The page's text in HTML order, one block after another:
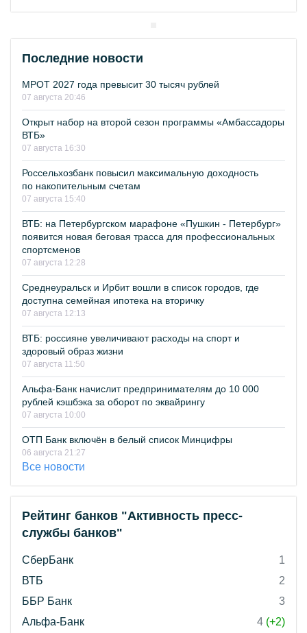
Последние новости
МРОТ 2027 года превысит 30 тысяч рублей
07 августа 20:46
Открыт набор на второй сезон программы «Амбассадоры
ВТБ»
07 августа 16:30
Россельхозбанк повысил максимальную доходность
по накопительным счетам
07 августа 15:40
ВТБ: на Петербургском марафоне «Пушкин - Петербург»
появится новая беговая трасса для профессиональных
спортсменов
07 августа 12:28
Среднеуральск и Ирбит вошли в список городов, где
доступна семейная ипотека на вторичку
07 августа 12:13
ВТБ: россияне увеличивают расходы на спорт и
здоровый образ жизни
07 августа 11:50
Альфа-Банк начислит предпринимателям до 10 000
рублей кэшбэка за оборот по эквайрингу
07 августа 10:00
ОТП Банк включён в белый список Минцифры
06 августа 21:27
Все новости
Рейтинг банков "Активность пресс-
службы банков"
СберБанк
1
ВТБ
2
ББР Банк
3
Альфа-Банк
4 (+2)